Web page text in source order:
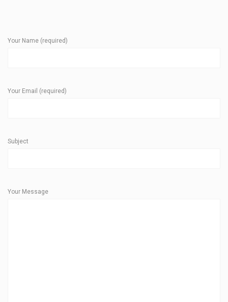
Your Name (required)
Your Email (required)
Subject
Your Message